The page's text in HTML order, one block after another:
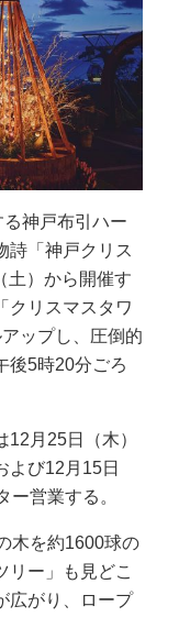
神戸布引ハー
詩「神戸クリス
土）から開催す
クリスマスタワ
ップし、圧倒的
後5時20分ごろ
月25日（木）
よび12月15日
ー営業する。
木を約1600球の
リー」も見どこ
広がり、ロープ